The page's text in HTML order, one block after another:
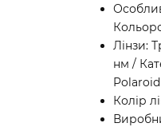
Лінзи:
нм /
Polaroid
Колір